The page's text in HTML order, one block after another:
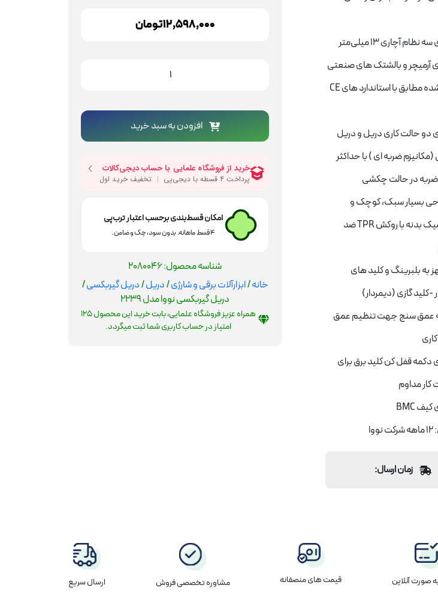
آرمیچر و بالشتک های صنعتی
تولید شده مطابق با استاندارد های CE
دو حالت کاری دریل و دریل
ضربه ای ) با حداکثر
ضربه در حالت چکشی
بسیار سبک، کوچک و
ارگونومیک بدنه با روکش TPR ضد
به بلبرینگ و کلید های
-کلید گازی (دیمردار)
عمق سنج جهت تنظیم عمق
دکمه قفل کن کلید برق برای
مداوم
زمان ارسال:
12,598,000تومان
2239
عدد
افزودن به سبد خرید
امکان قسط‌بندی برحسب اعتبار ترب‌پی
۴ قسط ماهانه. بدون سود، چک و ضامن.
شناسه محصول:2080046
خانه/ابزارآلات برقی و شارژی/دریل/دریل گیربکسی/
دریل گیربکسی نووا مدل 2239
همراه عزیز فروشگاه علمایی، بابت خرید این محصول125
امتیاز در حساب کاربری شما ثبت میگردد.
صورت آنلاین قیمت های منصفانه مشاوره تخصصی فروش ارسال سریع